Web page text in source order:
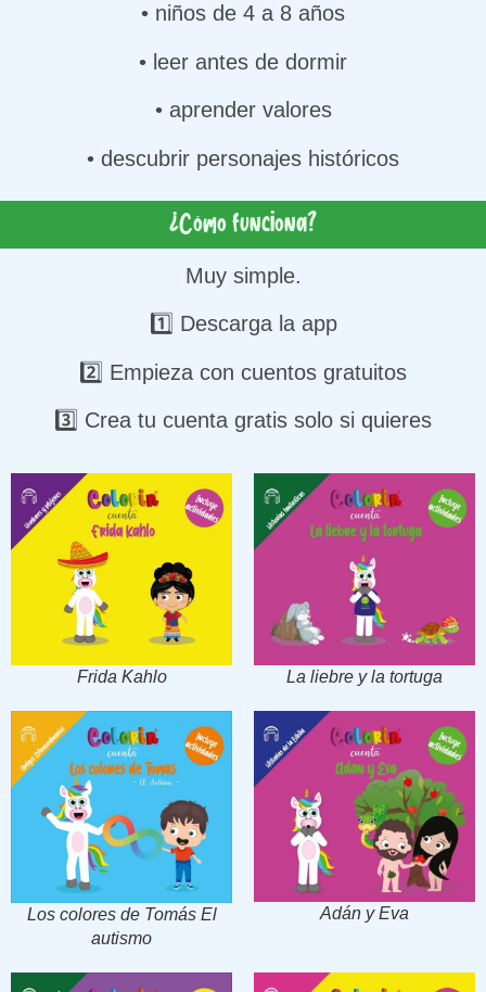
• niños de 4 a 8 años
• leer antes de dormir
• aprender valores
• descubrir personajes históricos
¿Cómo funciona?
Muy simple.
1️⃣ Descarga la app
2️⃣ Empieza con cuentos gratuitos
3️⃣ Crea tu cuenta gratis solo si quieres
Frida Kahlo La liebre y la tortuga
Los colores de Tomás El
autismo
Adán y Eva